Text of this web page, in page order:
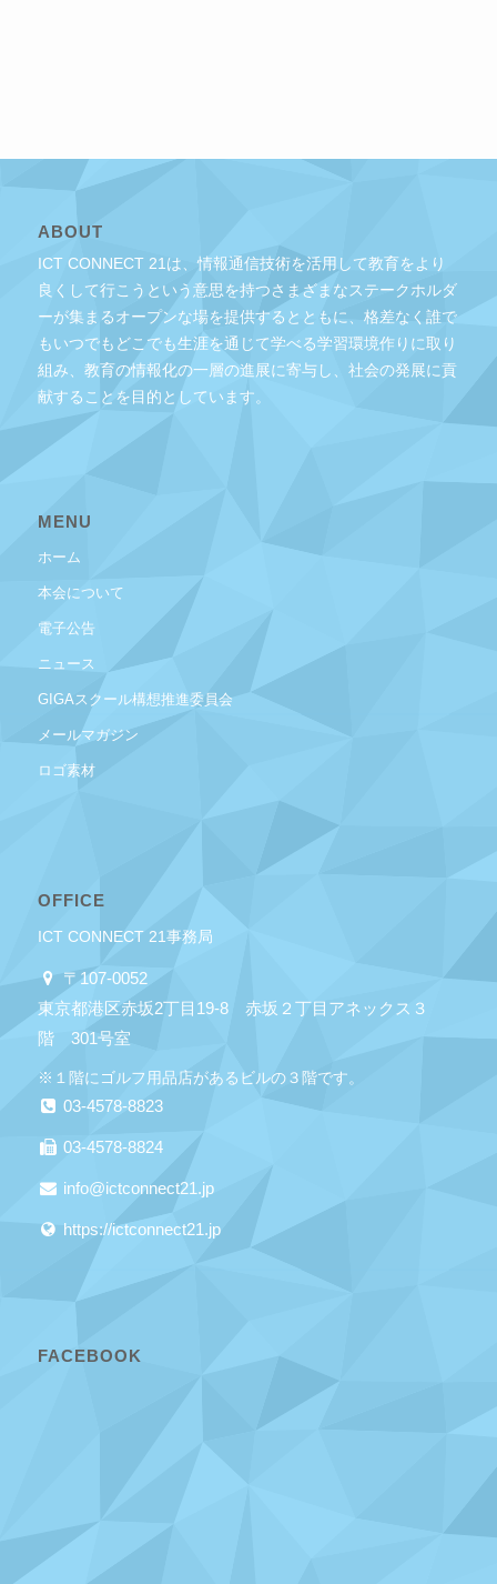
ABOUT
ICT CONNECT 21は、情報通信技術を活用して教育をより
良くして行こうという意思を持つさまざまなステークホルダ
ーが集まるオープンな場を提供するとともに、格差なく誰で
もいつでもどこでも生涯を通じて学べる学習環境作りに取り
組み、教育の情報化の一層の進展に寄与し、社会の発展に貢
献することを目的としています。
MENU
ホーム
本会について
電子公告
ニュース
GIGAスクール構想推進委員会
メールマガジン
ロゴ素材
OFFICE
ICT CONNECT 21事務局
〒107-0052
東京都港区赤坂2丁目19-8 赤坂２丁目アネックス３
階 301号室
※１階にゴルフ用品店があるビルの３階です。
03-4578-8823
03-4578-8824
info@ictconnect21.jp
https://ictconnect21.jp
FACEBOOK